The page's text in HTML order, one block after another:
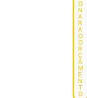
O
N
A
R
A
O
O
R
Ç
A
M
E
N
T
O